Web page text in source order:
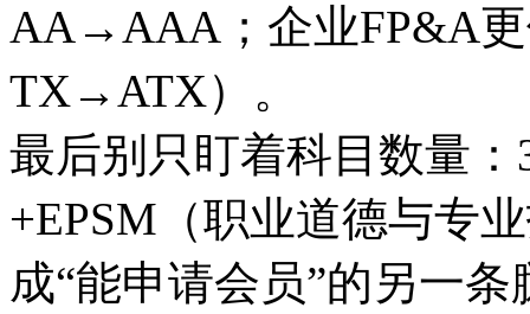
AA→AAA；企业FP&A
TX→ATX）。
最后别只盯着科目数量
+EPSM（职业道德与专
成“能申请会员”的另一